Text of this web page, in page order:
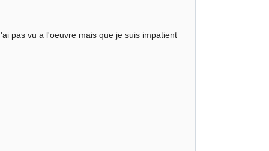
pas vu a l'oeuvre mais que je suis impatient